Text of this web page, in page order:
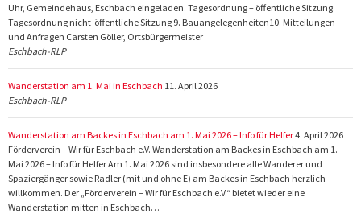
Uhr, Gemeindehaus, Eschbach eingeladen. Tagesordnung – öffentliche Sitzung:
Tagesordnung nicht-öffentliche Sitzung 9. Bauangelegenheiten10. Mitteilungen
und Anfragen Carsten Göller, Ortsbürgermeister
Eschbach-RLP
Wanderstation am 1. Mai in Eschbach 11. April 2026
Eschbach-RLP
Wanderstation am Backes in Eschbach am 1. Mai 2026 – Info für Helfer4. April 2026
Förderverein – Wir für Eschbach e.V. Wanderstation am Backes in Eschbach am 1.
Mai 2026 – Info für Helfer Am 1. Mai 2026 sind insbesondere alle Wanderer und
Spaziergänger sowie Radler (mit und ohne E) am Backes in Eschbach herzlich
willkommen. Der „Förderverein – Wir für Eschbach e.V.“ bietet wieder eine
Wanderstation mitten in Eschbach…